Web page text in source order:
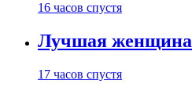
16 часов спустя
Лучшая женщина-
17 часов спустя